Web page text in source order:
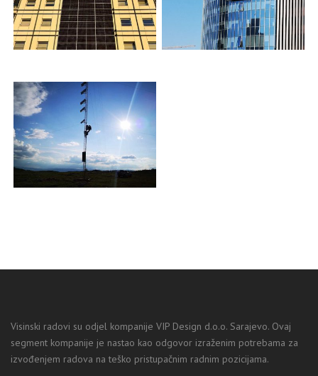
SOLARNI PANELI
MEDIA FASADA
INSTALACIJA OPREME
ZA MJERENJE
VJETROPOTENCIJALA
Visinski radovi su odjel kompanije VIP Design d.o.o. Sarajevo. Ovaj
segment kompanije je nastao kao odgovor izraženim potrebama za
izvođenjem radova na teško pristupačnim radnim pozicijama.